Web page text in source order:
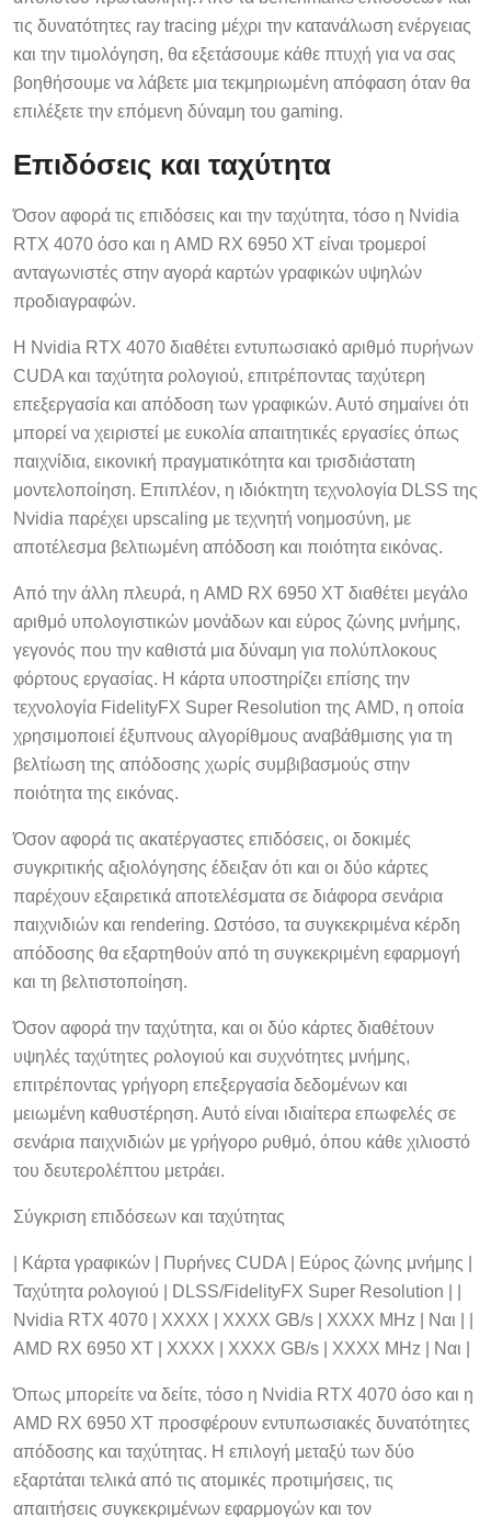
τις δυνατότητες ray tracing μέχρι την κατανάλωση ενέργειας
και την τιμολόγηση, θα εξετάσουμε κάθε πτυχή για να σας
βοηθήσουμε να λάβετε μια τεκμηριωμένη απόφαση όταν θα
επιλέξετε την επόμενη δύναμη του gaming.
Επιδόσεις και ταχύτητα
Όσον αφορά τις επιδόσεις και την ταχύτητα, τόσο η Nvidia
RTX 4070 όσο και η AMD RX 6950 XT είναι τρομεροί
ανταγωνιστές στην αγορά καρτών γραφικών υψηλών
προδιαγραφών.
Η Nvidia RTX 4070 διαθέτει εντυπωσιακό αριθμό πυρήνων
CUDA και ταχύτητα ρολογιού, επιτρέποντας ταχύτερη
επεξεργασία και απόδοση των γραφικών. Αυτό σημαίνει ότι
μπορεί να χειριστεί με ευκολία απαιτητικές εργασίες όπως
παιχνίδια, εικονική πραγματικότητα και τρισδιάστατη
μοντελοποίηση. Επιπλέον, η ιδιόκτητη τεχνολογία DLSS της
Nvidia παρέχει upscaling με τεχνητή νοημοσύνη, με
αποτέλεσμα βελτιωμένη απόδοση και ποιότητα εικόνας.
Από την άλλη πλευρά, η AMD RX 6950 XT διαθέτει μεγάλο
αριθμό υπολογιστικών μονάδων και εύρος ζώνης μνήμης,
γεγονός που την καθιστά μια δύναμη για πολύπλοκους
φόρτους εργασίας. Η κάρτα υποστηρίζει επίσης την
τεχνολογία FidelityFX Super Resolution της AMD, η οποία
χρησιμοποιεί έξυπνους αλγορίθμους αναβάθμισης για τη
βελτίωση της απόδοσης χωρίς συμβιβασμούς στην
ποιότητα της εικόνας.
Όσον αφορά τις ακατέργαστες επιδόσεις, οι δοκιμές
συγκριτικής αξιολόγησης έδειξαν ότι και οι δύο κάρτες
παρέχουν εξαιρετικά αποτελέσματα σε διάφορα σενάρια
παιχνιδιών και rendering. Ωστόσο, τα συγκεκριμένα κέρδη
απόδοσης θα εξαρτηθούν από τη συγκεκριμένη εφαρμογή
και τη βελτιστοποίηση.
Όσον αφορά την ταχύτητα, και οι δύο κάρτες διαθέτουν
υψηλές ταχύτητες ρολογιού και συχνότητες μνήμης,
επιτρέποντας γρήγορη επεξεργασία δεδομένων και
μειωμένη καθυστέρηση. Αυτό είναι ιδιαίτερα επωφελές σε
σενάρια παιχνιδιών με γρήγορο ρυθμό, όπου κάθε χιλιοστό
του δευτερολέπτου μετράει.
Σύγκριση επιδόσεων και ταχύτητας
| Κάρτα γραφικών | Πυρήνες CUDA | Εύρος ζώνης μνήμης |
Ταχύτητα ρολογιού | DLSS/FidelityFX Super Resolution | |
Nvidia RTX 4070 | XXXX | XXXX GB/s | XXXX MHz | Ναι | |
AMD RX 6950 XT | XXXX | XXXX GB/s | XXXX MHz | Ναι |
Όπως μπορείτε να δείτε, τόσο η Nvidia RTX 4070 όσο και η
AMD RX 6950 XT προσφέρουν εντυπωσιακές δυνατότητες
απόδοσης και ταχύτητας. Η επιλογή μεταξύ των δύο
εξαρτάται τελικά από τις ατομικές προτιμήσεις, τις
απαιτήσεις συγκεκριμένων εφαρμογών και τον